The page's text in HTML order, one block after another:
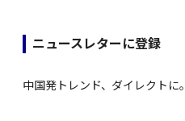
ニュースレターに登録
中国発トレンド、ダイレクトに。